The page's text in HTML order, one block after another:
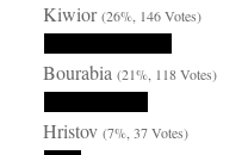
Kiwior(26%, 146 Votes)
Bourabia(21%, 118 Votes)
Hristov(7%, 37 Votes)